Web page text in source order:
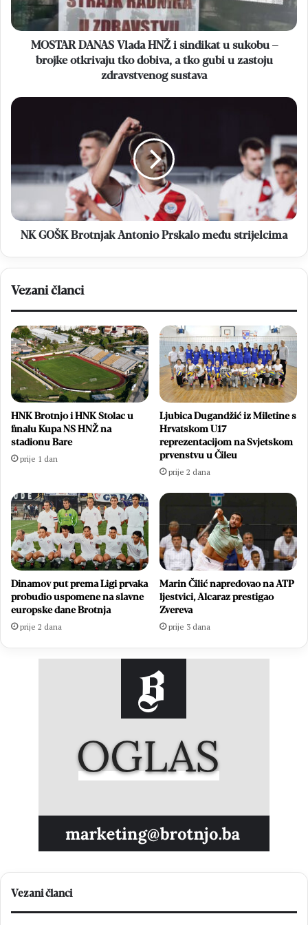
sukobu
–
brojke
otkrivaju
a
zdravstvenog
sustava
MOSTAR DANAS Vlada HNŽ i sindikat u sukobu –
brojke otkrivaju tko dobiva, a tko gubi u zastoju
zdravstvenog sustava
NK
među
strijelcima
NK GOŠK Brotnjak Antonio Prskalo među strijelcima
Vezani članci
HNK Brotnjo i HNK Stolac u
finalu Kupa NS HNŽ na
stadionu Bare
prije 1 dan
Ljubica Dugandžić iz Miletine s
Hrvatskom U17
reprezentacijom na Svjetskom
prvenstvu u Čileu
prije 2 dana
Dinamov put prema Ligi prvaka
probudio uspomene na slavne
europske dane Brotnja
prije 2 dana
Marin Čilić napredovao na ATP
ljestvici, Alcaraz prestigao
Zvereva
prije 3 dana
Vezani članci